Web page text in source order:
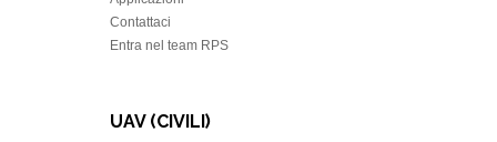
Contattaci
Entra nel team RPS
UAV (CIVILI)